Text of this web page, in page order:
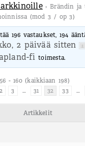
› Brändin ja
(mod 3 / op 3)
196 vastaukset, 194
2 päivää sitten
fi toimesta.
- 160 (kaikkiaan 198)
2 3 … 31 32 33 …
Artikkelit